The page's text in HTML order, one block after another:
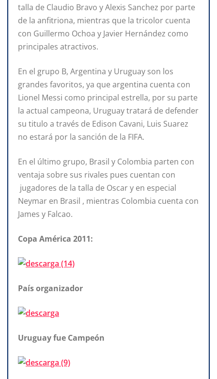
talla de Claudio Bravo y Alexis Sanchez por parte
de la anfitriona, mientras que la tricolor cuenta
con Guillermo Ochoa y Javier Hernández como
principales atractivos.
En el grupo B, Argentina y Uruguay son los
grandes favoritos, ya que argentina cuenta con
Lionel Messi como principal estrella, por su parte
la actual campeona, Uruguay tratará de defender
su titulo a través de Edison Cavani, Luis Suarez
no estará por la sanción de la FIFA.
En el último grupo, Brasil y Colombia parten con
ventaja sobre sus rivales pues cuentan con
jugadores de la talla de Oscar y en especial
Neymar en Brasil , mientras Colombia cuenta con
James y Falcao.
Copa América 2011:
País organizador
Uruguay fue Campeón